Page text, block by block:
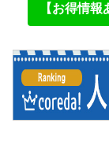
【お得情